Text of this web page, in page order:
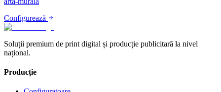
Configurează
Soluții premium de print digital și producție publicitară la nivel
național.
Producție